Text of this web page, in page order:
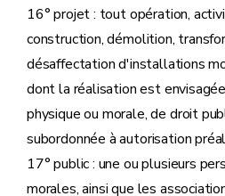
16° projet : tout opération,
construction, démolition,
désaffectation d'installations
dont la réalisation est
physique ou morale, de droit
subordonnée à autorisation
17° public : une ou plusieurs
morales, ainsi que les